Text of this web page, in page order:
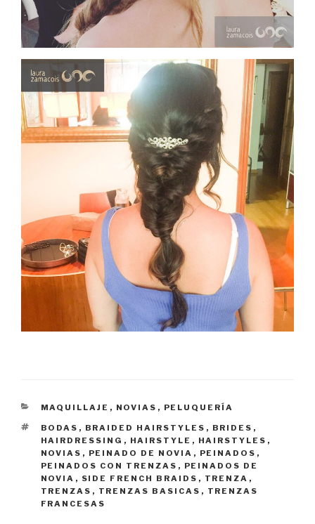
CATEGORIES
MAQUILLAJE , NOVIAS , PELUQUERÍA
TAGS
BODAS , BRAIDED HAIRSTYLES , BRIDES ,
HAIRDRESSING , HAIRSTYLE , HAIRSTYLES ,
NOVIAS , PEINADO DE NOVIA , PEINADOS ,
PEINADOS CON TRENZAS , PEINADOS DE
NOVIA , SIDE FRENCH BRAIDS , TRENZA ,
TRENZAS , TRENZAS BASICAS , TRENZAS
FRANCESAS